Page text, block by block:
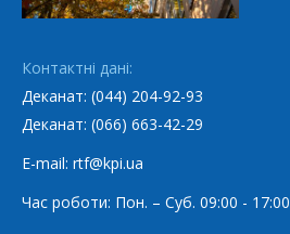
Контактні дані:
Деканат: (044) 204-92-93
Деканат: (066) 663-42-29
E-mail: rtf@kpi.ua
Час роботи: Пон. – Суб. 09:00 - 17:00